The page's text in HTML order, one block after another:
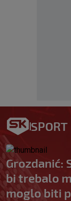
SPORT
Grozdanić:
bi trebalo
moglo biti